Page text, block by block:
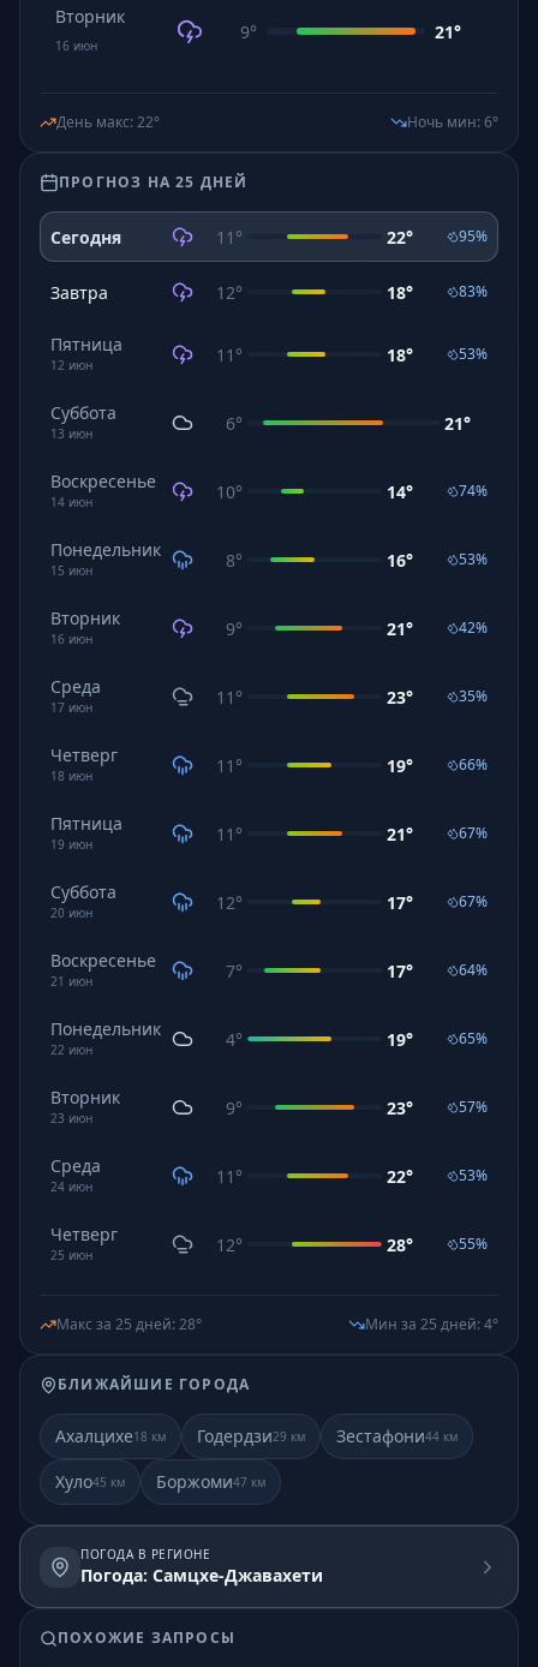
Вторник
16 июн
9° 21°
День макс: 22° Ночь мин: 6°
ПРОГНОЗ НА 25 ДНЕЙ
Сегодня 11 ° 22° 95%
Завтра 12° 18° 83%
Пятница
12 июн 11 ° 18° 53%
Суббота
13 июн 6° 21°
Воскресенье
14 июн 10° 14° 74%
Понедельник
15 июн 8° 16° 53%
Вторник
16 июн 9° 21° 42%
Среда
17 июн 11 ° 23° 35%
Четверг
18 июн 11 ° 19° 66%
Пятница
19 июн 11 ° 21° 67%
Суббота
20 июн 12° 17° 67%
Воскресенье
21 июн 7° 17° 64%
Понедельник
22 июн 4° 19° 65%
Вторник
23 июн 9° 23° 57%
Среда
24 июн 11 ° 22° 53%
Четверг
25 июн 12° 28° 55%
Макс за 25 дней: 28° Мин за 25 дней: 4°
БЛИЖАЙШИЕ ГОРОДА
Ахалцихе18 км Годердзи29 км Зестафони44 км
Хуло45 км Боржоми47 км
ПОГОДА В РЕГИОНЕ
Погода: Самцхе-Джавахети
ПОХОЖИЕ ЗАПРОСЫ